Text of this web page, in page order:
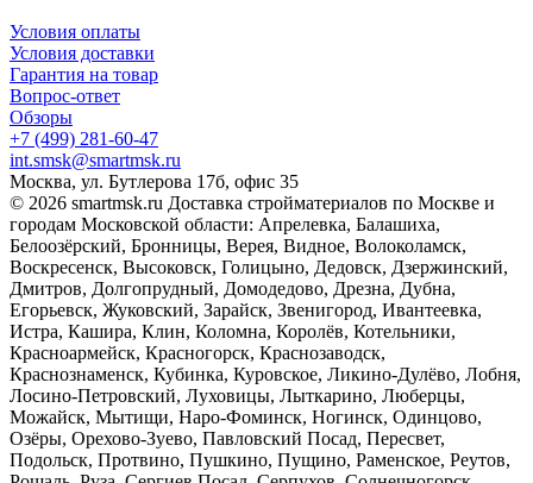
Условия оплаты
Условия доставки
Гарантия на товар
Вопрос-ответ
Обзоры
+7 (499) 281-60-47
int.smsk@smartmsk.ru
Москва, ул. Бутлерова 17б, офис 35
© 2026 smartmsk.ru Доставка стройматериалов по Москве и
городам Московской области: Апрелевка, Балашиха,
Белоозёрский, Бронницы, Верея, Видное, Волоколамск,
Воскресенск, Высоковск, Голицыно, Дедовск, Дзержинский,
Дмитров, Долгопрудный, Домодедово, Дрезна, Дубна,
Егорьевск, Жуковский, Зарайск, Звенигород, Ивантеевка,
Истра, Кашира, Клин, Коломна, Королёв, Котельники,
Красноармейск, Красногорск, Краснозаводск,
Краснознаменск, Кубинка, Куровское, Ликино-Дулёво, Лобня,
Лосино-Петровский, Луховицы, Лыткарино, Люберцы,
Можайск, Мытищи, Наро-Фоминск, Ногинск, Одинцово,
Озёры, Орехово-Зуево, Павловский Посад, Пересвет,
Подольск, Протвино, Пушкино, Пущино, Раменское, Реутов,